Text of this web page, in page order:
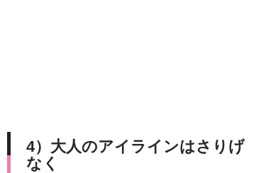
4）大人のアイラインはさりげ
なく